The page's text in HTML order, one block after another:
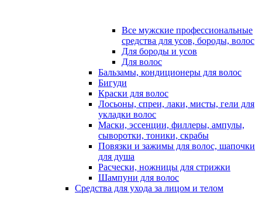
Все мужские профессиональные
средства для усов, бороды, волос
Для бороды и усов
Для волос
Бальзамы, кондиционеры для волос
Бигуди
Краски для волос
Лосьоны, спреи, лаки, мисты, гели для
укладки волос
Маски, эссенции, филлеры, ампулы,
сыворотки, тоники, скрабы
Повязки и зажимы для волос, шапочки
для душа
Расчески, ножницы для стрижки
Шампуни для волос
Средства для ухода за лицом и телом